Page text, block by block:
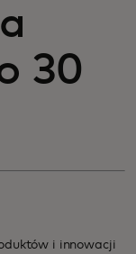
30
i innowacji